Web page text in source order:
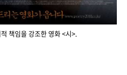
책임을 강조한 영화 <시>.